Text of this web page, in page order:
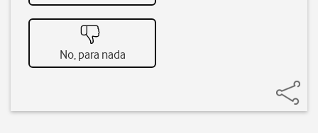
No, para nada